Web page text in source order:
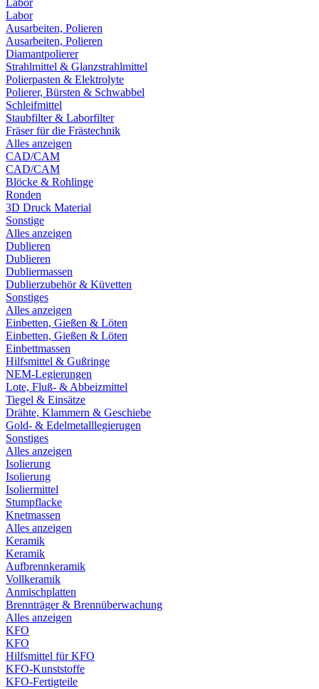
Labor
Labor
Ausarbeiten, Polieren
Ausarbeiten, Polieren
Diamantpolierer
Strahlmittel & Glanzstrahlmittel
Polierpasten & Elektrolyte
Polierer, Bürsten & Schwabbel
Schleifmittel
Staubfilter & Laborfilter
Fräser für die Frästechnik
Alles anzeigen
CAD/CAM
CAD/CAM
Blöcke & Rohlinge
Ronden
3D Druck Material
Sonstige
Alles anzeigen
Dublieren
Dublieren
Dubliermassen
Dublierzubehör & Küvetten
Sonstiges
Alles anzeigen
Einbetten, Gießen & Löten
Einbetten, Gießen & Löten
Einbettmassen
Hilfsmittel & Gußringe
NEM-Legierungen
Lote, Fluß- & Abbeizmittel
Tiegel & Einsätze
Drähte, Klammern & Geschiebe
Gold- & Edelmetalllegierugen
Sonstiges
Alles anzeigen
Isolierung
Isolierung
Isoliermittel
Stumpflacke
Knetmassen
Alles anzeigen
Keramik
Keramik
Aufbrennkeramik
Vollkeramik
Anmischplatten
Brennträger & Brennüberwachung
Alles anzeigen
KFO
KFO
Hilfsmittel für KFO
KFO-Kunststoffe
KFO-Fertigteile